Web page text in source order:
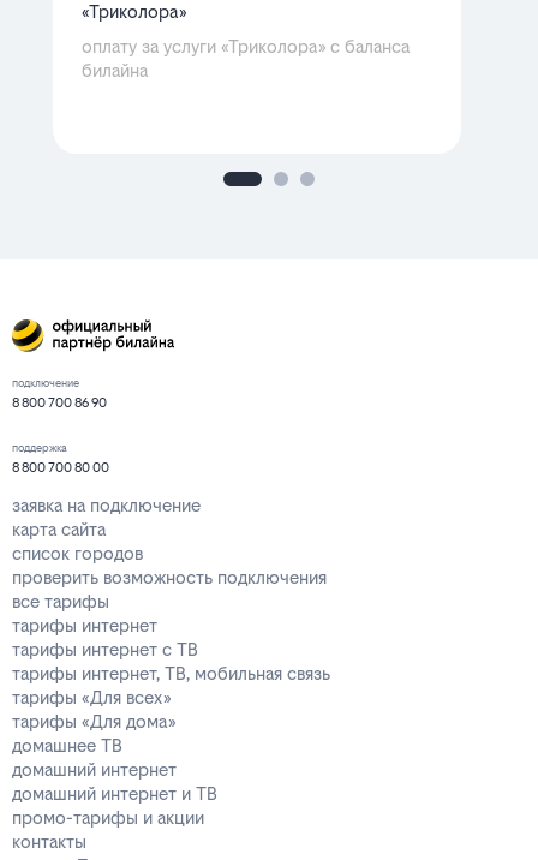
«Триколора»
оплату за услуги «Триколора» с баланса
билайна
подключение
8 800 700 86 90
поддержка
8 800 700 80 00
заявка на подключение
карта сайта
список городов
проверить возможность подключения
все тарифы
тарифы интернет
тарифы интернет с ТВ
тарифы интернет, ТВ, мобильная связь
тарифы «Для всех»
тарифы «Для дома»
домашнее ТВ
домашний интернет
домашний интернет и ТВ
промо-тарифы и акции
контакты